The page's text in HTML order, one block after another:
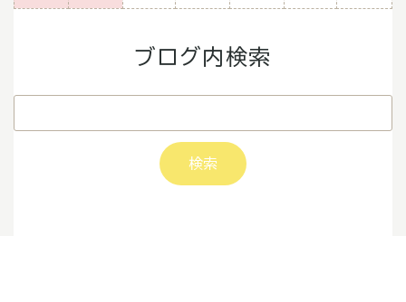
ブログ内検索